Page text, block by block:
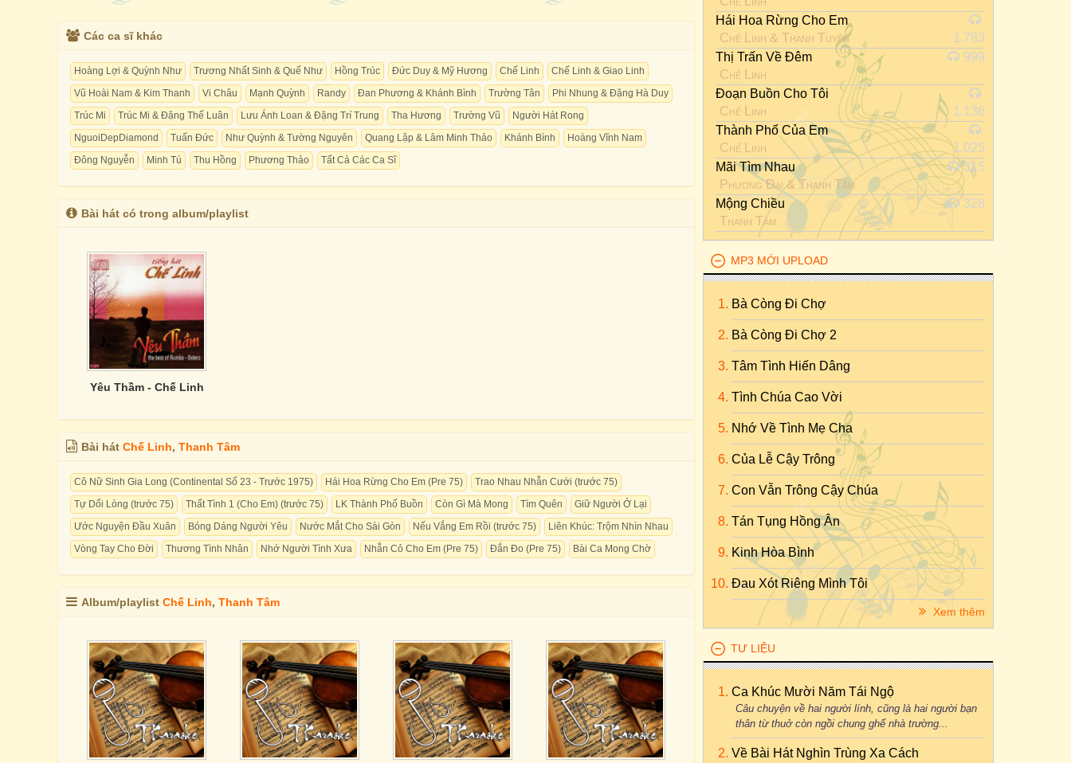
Các ca sĩ khác
Hoàng Lợi & Quỳnh Như Trương Nhất Sinh & Quế Như Hồng Trúc Đức Duy & Mỹ Hương Chế Linh
Chế Linh & Giao Linh
Vũ Hoài Nam & Kim Thanh
Vi Châu Mạnh Quỳnh Randy Đan Phương & Khánh Bình Trường Tân
Phi Nhung & Đặng Hà Duy
Trúc Mi
Trúc Mi & Đặng Thế Luân Lưu Ánh Loan & Đặng Trí Trung Tha Hương Trường Vũ
Người Hát Rong
NguoiDepDiamond
Tuấn Đức Như Quỳnh & Tường Nguyên Quang Lập & Lâm Minh Thảo Khánh Bình
Hoàng Vĩnh Nam
Đông Nguyễn
Minh Tú Thu Hồng Phương Thảo Tất Cả Các Ca Sĩ
Bài hát có trong album/playlist
Yêu Thầm - Chế Linh
Bài hát Chế Linh, Thanh Tâm
Cô Nữ Sinh Gia Long (Continental Số 23 - Trước 1975) Hái Hoa Rừng Cho Em (Pre 75)
Trao Nhau Nhẫn Cưới (trước 75)
Tự Dối Lòng (trước 75)
Thất Tình 1 (Cho Em) (trước 75) LK Thành Phố Buồn Còn Gì Mà Mong Tìm Quên
Giữ Người Ở Lại
Ước Nguyện Đầu Xuân
Bóng Dáng Người Yêu Nước Mắt Cho Sài Gòn Nếu Vắng Em Rồi (trước 75)
Liên Khúc: Trộm Nhìn Nhau
Vòng Tay Cho Đời
Thương Tình Nhân Nhớ Người Tình Xưa Nhẫn Cỏ Cho Em (Pre 75) Đắn Đo (Pre 75) Bài Ca Mong Chờ
Album/playlist Chế Linh, Thanh Tâm
Hái Hoa Rừng Cho Em
Chế Linh & Thanh Tuyền
1.783
Thị Trấn Về Đêm
Chế Linh
999
Đoạn Buồn Cho Tôi
Chế Linh
1.136
Thành Phố Của Em
Chế Linh
1.025
Mãi Tìm Nhau
Phương Đại&Thanh Tâm
315
Mộng Chiều
Thanh Tâm
328
MP3 MỚI UPLOAD
Bà Còng Đi Chợ
Bà Còng Đi Chợ 2
Tâm Tình Hiến Dâng
Tình Chúa Cao Vời
Nhớ Về Tình Mẹ Cha
Của Lễ Cậy Trông
Con Vẫn Trông Cậy Chúa
Tán Tụng Hồng Ân
Kinh Hòa Bình
Đau Xót Riêng Mình Tôi
Xem thêm
TƯ LIỆU
Ca Khúc Mười Năm Tái Ngộ
Câu chuyện về hai người lính, cũng là hai người bạn
thân từ thuở còn ngồi chung ghế nhà trường...
Về Bài Hát Nghìn Trùng Xa Cách